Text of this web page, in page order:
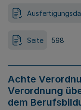
Seite 598
Achte
Verordnung
dem